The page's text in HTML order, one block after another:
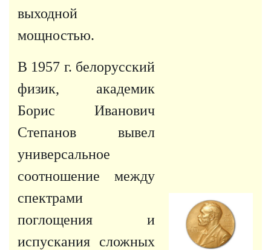
выходной
мощностью.
В 1957 г. белорусский
физик, академик
Борис Иванович
Степанов вывел
универсальное
соотношение между
спектрами
поглощения и
испускания сложных